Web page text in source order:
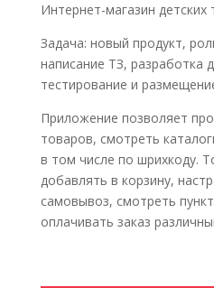
Интернет-магазин детских
Задача: новый продукт,
написание ТЗ, разработка
тестирование и
Приложение позволяет
товаров, смотреть
в том числе по шрихкоду.
добавлять в корзину,
самовывоз, смотреть
оплачивать заказ